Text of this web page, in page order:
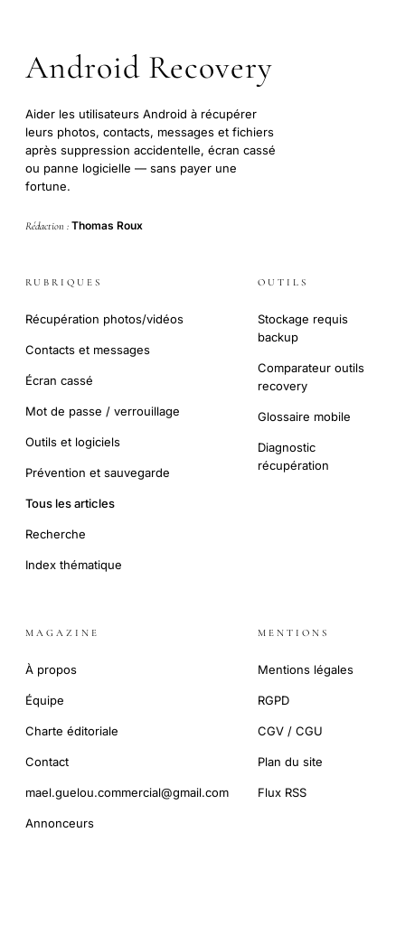
Android Recovery
Aider les utilisateurs Android à récupérer
leurs photos, contacts, messages et fichiers
après suppression accidentelle, écran cassé
ou panne logicielle — sans payer une
fortune.
Rédaction : Thomas Roux
RUBRIQUES
Récupération photos/vidéos
Contacts et messages
Écran cassé
Mot de passe / verrouillage
Outils et logiciels
Prévention et sauvegarde
Tous les articles
Recherche
Index thématique
OUTILS
Stockage requis
backup
Comparateur outils
recovery
Glossaire mobile
Diagnostic
récupération
MAGAZINE
À propos
Équipe
Charte éditoriale
Contact
mael.guelou.commercial@gmail.com
Annonceurs
MENTIONS
Mentions légales
RGPD
CGV / CGU
Plan du site
Flux RSS